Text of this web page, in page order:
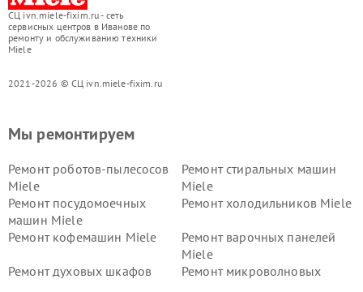
СЦ ivn.miele-fixim.ru - сеть
сервисных центров в Иванове по
ремонту и обслуживанию техники
Miele
2021-2026 © СЦ ivn.miele-fixim.ru
Мы ремонтируем
Ремонт роботов-пылесосов
Miele
Ремонт стиральных машин
Miele
Ремонт посудомоечных
машин Miele
Ремонт холодильников Miele
Ремонт кофемашин Miele
Ремонт варочных панелей
Miele
Ремонт духовых шкафов
Ремонт микроволновых